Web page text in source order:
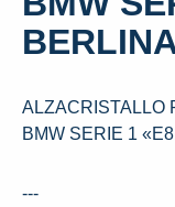
ALZACRISTALLO
BMW SERIE 1
---